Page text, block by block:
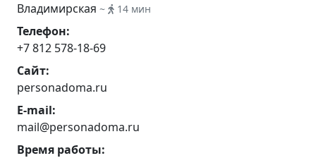
Владимирская ~ 14 мин
Телефон:
+7 812 578-18-69
Сайт:
personadoma.ru
E-mail:
mail@personadoma.ru
Время работы: